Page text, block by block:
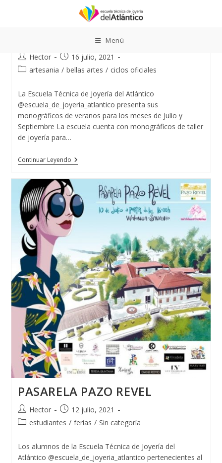
Menú
MONOGRAFICOS DE VERANO
Autor
de
Hector
Publicación
de
16 julio, 2021
Categoría
la
entrada:
artesania / bellas artes / ciclos oficiales
La Escuela Técnica de Joyería del Atlántico
@escuela_de_joyeria_atlantico presenta sus
monográficos de veranos para los meses de Julio y
Septiembre La escuela cuenta con monográficos de taller
de joyería para…
Continuar LeyendoMONOGRAFICOS
DE
PASARELA PAZO REVEL
Autor
de
Hector
Publicación
de
12 julio, 2021
Categoría
la
entrada:
estudiantes / ferias / Sin categoría
Los alumnos de la Escuela Técnica de Joyería del
Atlántico @escuela_de_joyeria_atlantico pertenecientes al